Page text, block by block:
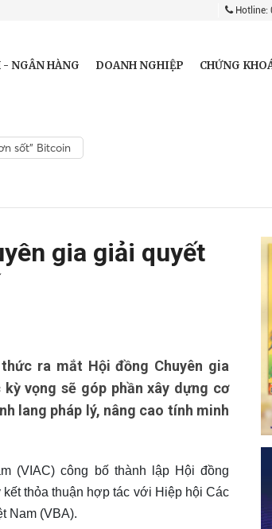
Hotline:
NGÂN HÀNG DOANH NGHIỆP CHỨNG
sốt” Bitcoin
gia giải quyết
ra mắt Hội đồng Chuyên gia
vọng sẽ góp phần xây dựng cơ
lang pháp lý, nâng cao tính minh
(VIAC) công bố thành lập Hội đồng
thỏa thuận hợp tác với Hiệp hội Các
Nam (VBA).